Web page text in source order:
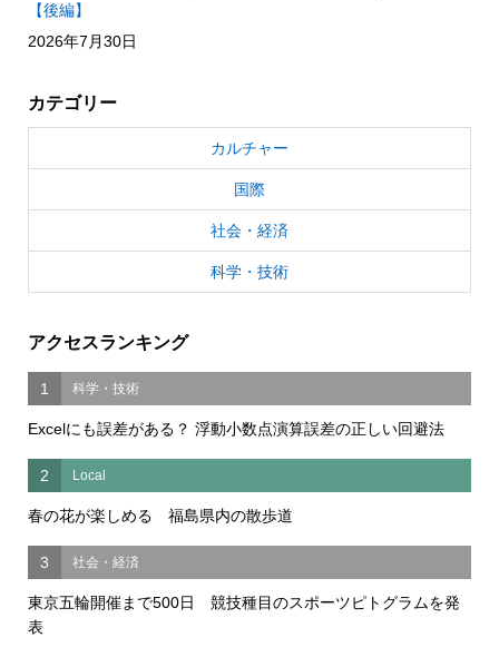
【後編】
2026年7月30日
カテゴリー
カルチャー
国際
社会・経済
科学・技術
アクセスランキング
1 科学・技術
Excelにも誤差がある？ 浮動小数点演算誤差の正しい回避法
2 Local
春の花が楽しめる 福島県内の散歩道
3 社会・経済
東京五輪開催まで500日 競技種目のスポーツピトグラムを発
表